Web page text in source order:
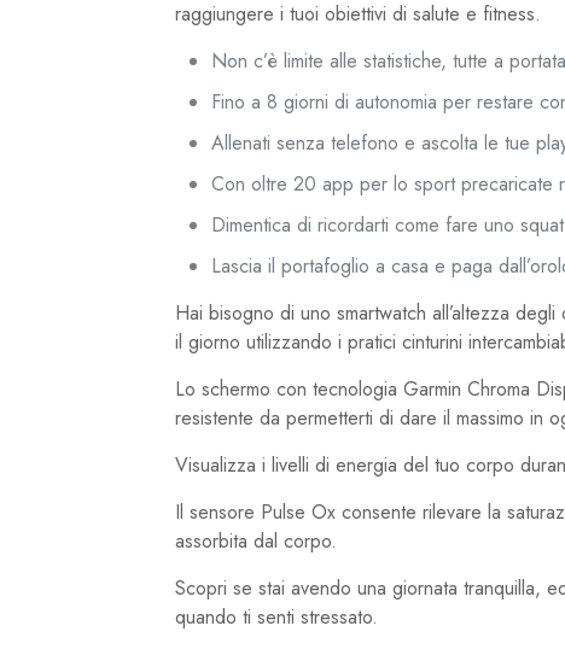
raggiungere i tuoi obiettivi di salute e fitness.
Non c’è limite alle statistiche, tutte a
Fino a 8 giorni di autonomia per restare
Allenati senza telefono e ascolta le tue
Con oltre 20 app per lo sport precaricate
Dimentica di ricordarti come fare uno
Lascia il portafoglio a casa e paga
Hai bisogno di uno smartwatch all’altezza
il giorno utilizzando i pratici cinturini
Lo schermo con tecnologia Garmin Chroma
resistente da permetterti di dare il massimo in
Visualizza i livelli di energia del tuo corpo
Il sensore Pulse Ox consente rilevare la
assorbita dal corpo.
Scopri se stai avendo una giornata tranquilla,
quando ti senti stressato.